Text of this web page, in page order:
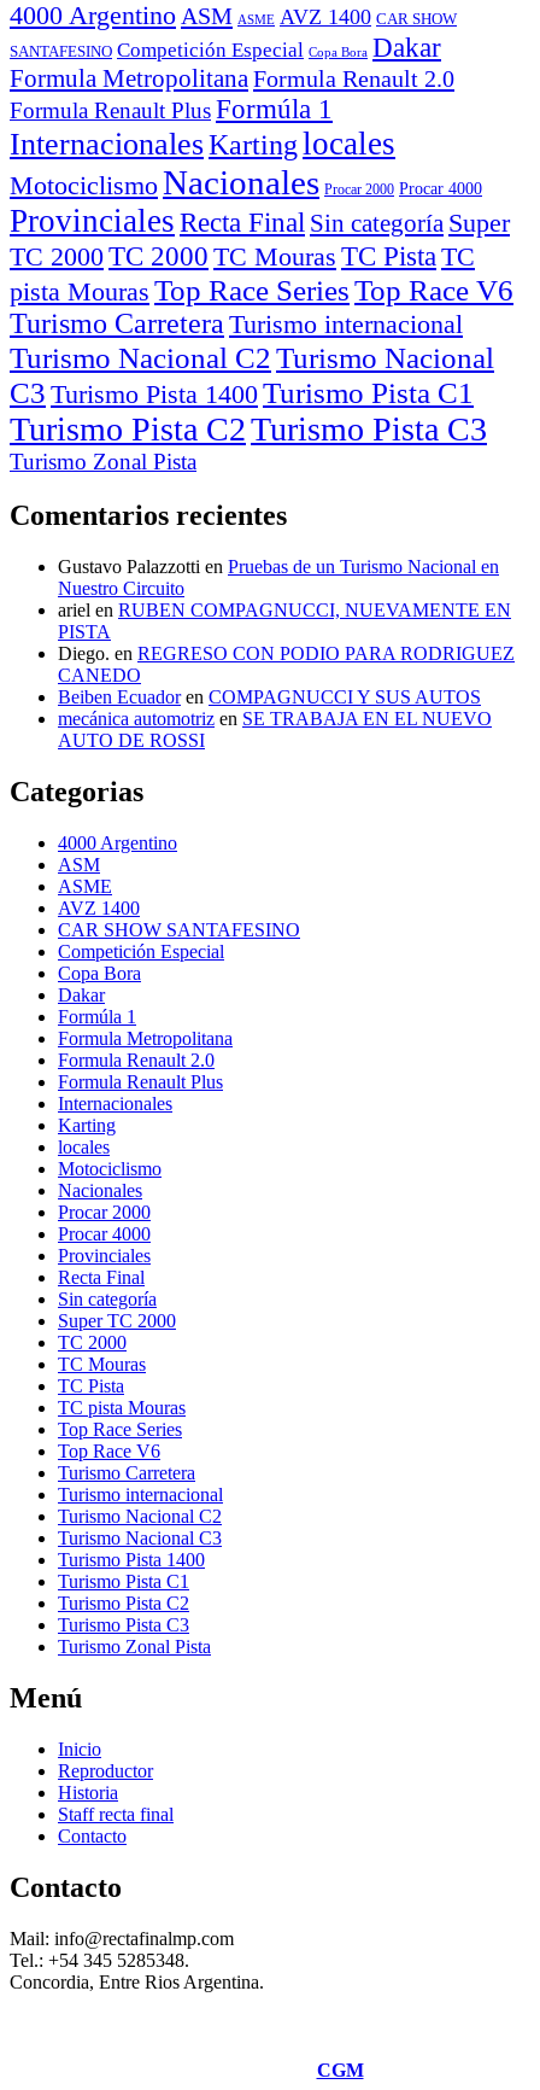
4000 Argentino ASM ASME AVZ 1400 CAR SHOW
SANTAFESINO Competición Especial Copa Bora Dakar
Formula MetropolitanaFormula Renault 2.0
Formula Renault PlusFormúla 1
InternacionalesKartinglocales
MotociclismoNacionales Procar 2000 Procar 4000
Provinciales Recta Final Sin categoría Super
TC 2000TC 2000 TC Mouras TC PistaTC
pista Mouras Top Race Series
Turismo CarreteraTurismo internacional
Turismo Nacional C2Turismo Nacional
C3 Turismo Pista 1400Turismo Pista C1
Turismo Pista C2Turismo Pista C3
Turismo Zonal Pista
Comentarios recientes
Gustavo Palazzotti en Pruebas de un Turismo Nacional en
Nuestro Circuito
ariel en RUBEN COMPAGNUCCI, NUEVAMENTE EN
PISTA
Diego. en REGRESO CON PODIO PARA RODRIGUEZ
CANEDO
Beiben Ecuadoren COMPAGNUCCI Y SUS AUTOS
mecánica automotriz en SE TRABAJA EN EL NUEVO
AUTO DE ROSSI
Categorias
4000 Argentino
ASM
ASME
AVZ 1400
CAR SHOW SANTAFESINO
Competición Especial
Copa Bora
Dakar
Formúla 1
Formula Metropolitana
Formula Renault 2.0
Formula Renault Plus
Internacionales
Karting
locales
Motociclismo
Nacionales
Procar 2000
Procar 4000
Provinciales
Recta Final
Sin categoría
Super TC 2000
TC 2000
TC Mouras
TC Pista
TC pista Mouras
Top Race Series
Turismo Carretera
Turismo internacional
Turismo Nacional C2
Turismo Nacional C3
Turismo Pista 1400
Turismo Pista C1
Turismo Pista C2
Turismo Pista C3
Turismo Zonal Pista
Menú
Inicio
Reproductor
Historia
Staff recta final
Contacto
Contacto
Mail: info@rectafinalmp.com
Tel.: +54 345 5285348.
Concordia, Entre Rios Argentina.
CGM